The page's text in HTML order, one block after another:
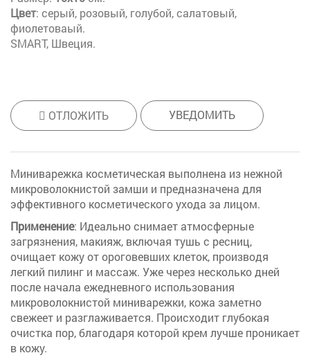
Цвет: серый, розовый, голубой, салатовый,
фиолетоваый.
SMART, Швеция.
ОТЛОЖИТЬ УВЕДОМИТЬ
Миниварежка косметическая выполнена из нежной
микроволокнистой замши и предназначена для
эффективного косметического ухода за лицом.
Применение: Идеально снимает атмосферные
загрязнения, макияж, включая тушь с ресниц,
очищает кожу от ороговевших клеток, производя
легкий пилинг и массаж. Уже через несколько дней
после начала ежедневного использования
микроволокнистой миниварежки, кожа заметно
свежеет и разглаживается. Происходит глубокая
очистка пор, благодаря которой крем лучше проникает
в кожу.